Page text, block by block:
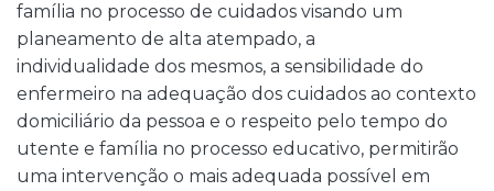
família no processo de cuidados visando um
planeamento de alta atempado, a
individualidade dos mesmos, a sensibilidade do
enfermeiro na adequação dos cuidados ao contexto
domiciliário da pessoa e o respeito pelo tempo do
utente e família no processo educativo, permitirão
uma intervenção o mais adequada possível em